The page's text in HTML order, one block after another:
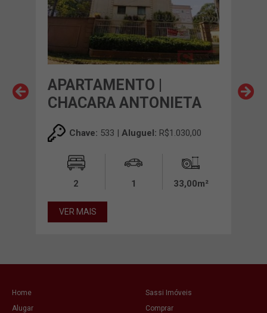
APARTAMENTO |
CHACARA ANTONIETA
Chave: 533 | Aluguel: R$1.030,00
2 1 33,00m²
VER MAIS
Home
Sassi Imóveis
Alugar
Comprar